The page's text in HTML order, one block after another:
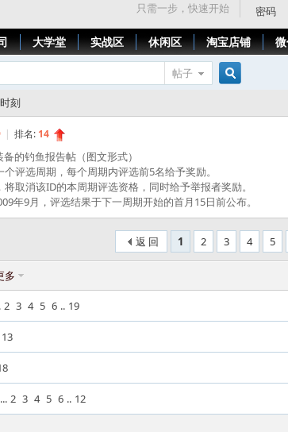
密码
只需一步，快速开始
大学堂 实战区 休闲区 淘宝店铺
帖子
刻
| 排名: 14
的钓鱼报告帖（图文形式）
评选周期，每个周期内评选前5名给予奖励。
取消该ID的本周期评选资格，同时给予举报者奖励。
9月，评选结果于下一周期开始的首月15日前公布。
1 2 3 4 5
返 回
多
2 3 4 5 6 .. 19
13
... 2 3 4 5 6 .. 12